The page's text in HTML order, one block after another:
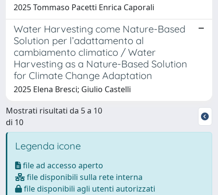
2025 Tommaso Pacetti Enrica Caporali
Water Harvesting come Nature-Based
Solution per l’adattamento al
cambiamento climatico / Water
Harvesting as a Nature-Based Solution
for Climate Change Adaptation
2025 Elena Bresci; Giulio Castelli
Mostrati risultati da 5 a 10
di 10
Legenda icone
file ad accesso aperto
file disponibili sulla rete interna
file disponibili agli utenti autorizzati